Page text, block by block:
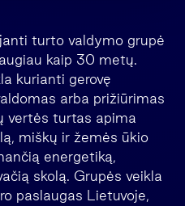
turto valdymo grupė
kaip 30 metų.
kurianti gerovę
arba prižiūrimas
vertės turtas apima
miškų ir žemės ūkio
energetiką,
skolą. Grupės veikla
paslaugas Lietuvoje,